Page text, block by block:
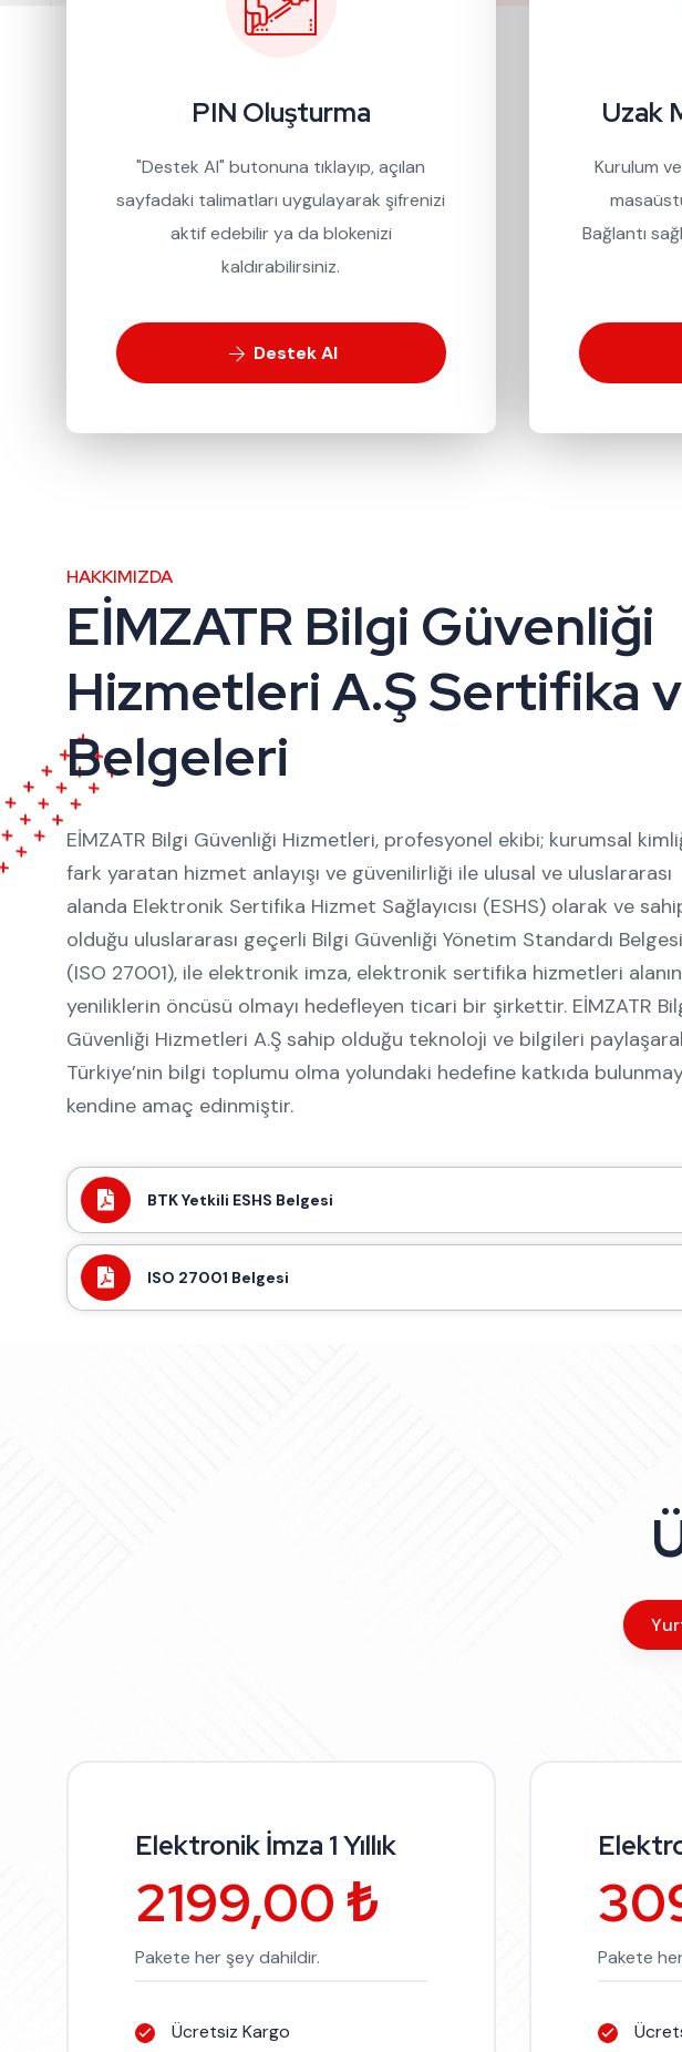
PIN Oluşturma
"Destek Al" butonuna tıklayıp, açılan
sayfadaki talimatları uygulayarak şifrenizi
aktif edebilir ya da blokenizi
kaldırabilirsiniz.
Destek Al
Uzak
Kurulum
Bağlantı
HAKKIMIZDA
EİMZATR Bilgi Güvenliği
Hizmetleri A.Ş Sertifika
Belgeleri
EİMZATR Bilgi Güvenliği Hizmetleri, profesyonel ekibi; kurumsal
fark yaratan hizmet anlayışı ve güvenilirliği ile ulusal ve uluslararası
alanda Elektronik Sertifika Hizmet Sağlayıcısı (ESHS) olarak ve
olduğu uluslararası geçerli Bilgi Güvenliği Yönetim Standardı Belgesi
(ISO 27001), ile elektronik imza, elektronik sertifika hizmetleri
yeniliklerin öncüsü olmayı hedefleyen ticari bir şirkettir. EİMZATR
Güvenliği Hizmetleri A.Ş sahip olduğu teknoloji ve bilgileri
Türkiye’nin bilgi toplumu olma yolundaki hedefine katkıda
kendine amaç edinmiştir.
BTK Yetkili ESHS Belgesi
ISO 27001 Belgesi
Elektronik İmza 1 Yıllık
2199,00 ₺
Pakete her şey dahildir.
Ücretsiz Kargo
Pakete